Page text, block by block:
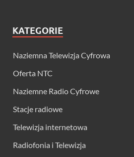
KATEGORIE
Naziemna Telewizja Cyfrowa
Oferta NTC
Naziemne Radio Cyfrowe
Stacje radiowe
Telewizja internetowa
Radiofonia i Telewizja